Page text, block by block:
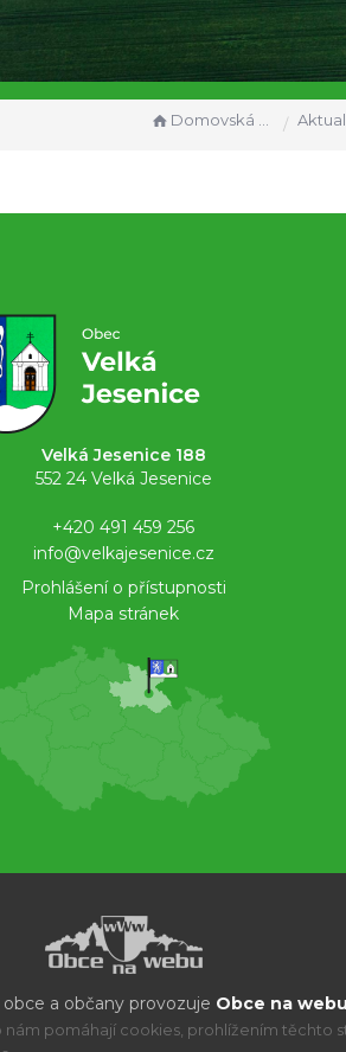
Domovská stránka
Velká Jesenice 188
552 24 Velká Jesenice
+420 491 459 256
info@velkajesenice.cz
Prohlášení o přístupnosti
Mapa stránek
a občany provozuje Obce na
nám pomáhají cookies, prohlížením těchto